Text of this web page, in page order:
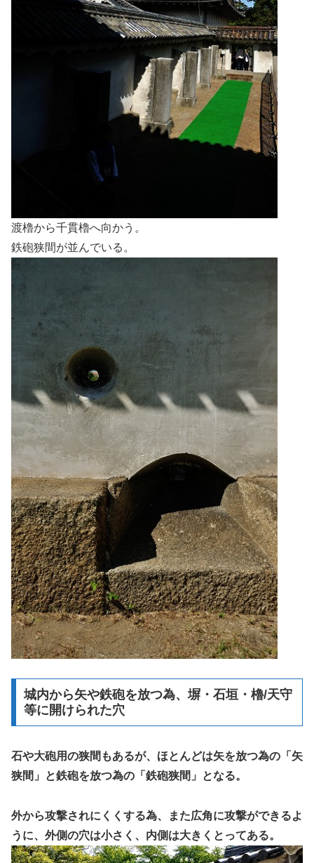
渡櫓から千貫櫓へ向かう。
鉄砲狭間が並んでいる。
城内から矢や鉄砲を放つ為、塀・石垣・櫓/天守
等に開けられた穴
石や大砲用の狭間もあるが、ほとんどは矢を放つ為の「矢
狭間」と鉄砲を放つ為の「鉄砲狭間」となる。
外から攻撃されにくくする為、また広角に攻撃ができるよ
うに、外側の穴は小さく、内側は大きくとってある。